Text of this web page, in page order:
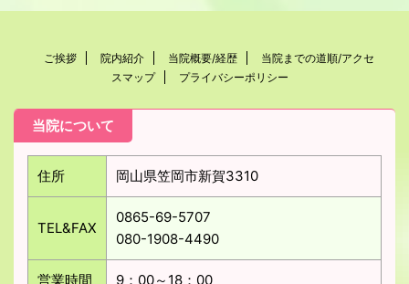
ご挨拶 院内紹介 当院概要/経歴
当院までの道順/アクセ
スマップ
プライバシーポリシー
当院について
住所 岡山県笠岡市新賀3310
TEL&FAX
0865-69-5707
080-1908-4490
営業時間 9：00～18：00